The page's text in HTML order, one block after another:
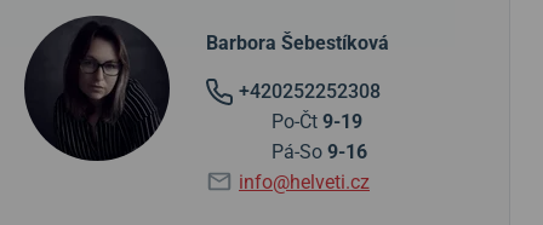
Barbora Šebestíková
+420252252308
Po-Čt 9-19
Pá-So 9-16
info@helveti.cz